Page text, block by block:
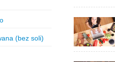
(bez soli)